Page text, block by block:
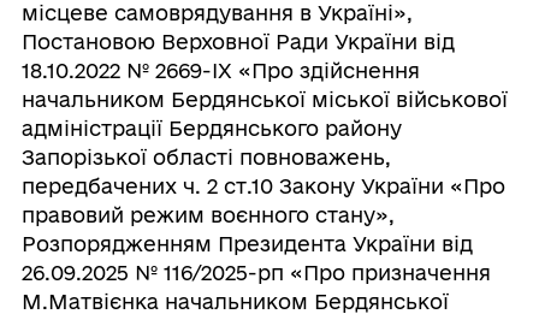
місцеве самоврядування в Україні»,
Постановою Верховної Ради України від
18.10.2022 № 2669-ІХ «Про здійснення
начальником Бердянської міської військової
адміністрації Бердянського району
Запорізької області повноважень,
передбачених ч. 2 ст.10 Закону України «Про
правовий режим воєнного стану»,
Розпорядженням Президента України від
26.09.2025 № 116/2025-рп «Про призначення
М.Матвієнка начальником Бердянської